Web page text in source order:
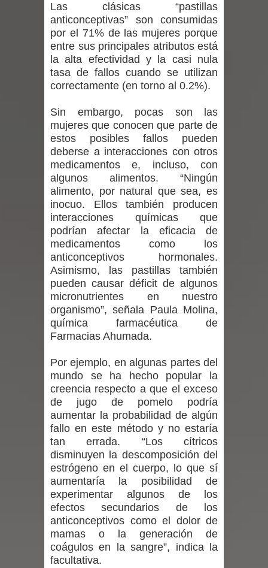
niños y adolescentes durante la
emergencia.
Del anime al K-pop: especialistas U.
de Chile analizan el creciente interés
por las culturas japonesa y coreana
Renuncia del seremi Minvu en el
Maule golpea al Gobierno en medio de
denuncias por viviendas sociales en
Talca
Diputado Jorge Guzmán rechaza
proyecto de interconexión eléctrica
en la alta cordillera del Maule por su
impacto ambiental
incentivos a usuarios de PRODESAL
de la provincia de Linares
Municipalidad de Curicó apuesta a la
innovación en tecnología educativa
con nuevas pantallas interactivas del
Colegio El Boldo
Municipalidad de Curicó inició
proceso de vacunación escolar
Las clásicas “pastillas
anticonceptivas” son consumidas
por el 71% de las mujeres porque
entre sus principales atributos está
la alta efectividad y la casi nula
tasa de fallos cuando se utilizan
correctamente (en torno al 0.2%).
Sin embargo, pocas son las
mujeres que conocen que parte de
estos posibles fallos pueden
deberse a interacciones con otros
medicamentos e, incluso, con
algunos alimentos. “Ningún
alimento, por natural que sea, es
inocuo. Ellos también producen
interacciones químicas que
podrían afectar la eficacia de
medicamentos como los
anticonceptivos hormonales.
Asimismo, las pastillas también
pueden causar déficit de algunos
micronutrientes en nuestro
organismo”, señala Paula Molina,
química farmacéutica de
Farmacias Ahumada.
Por ejemplo, en algunas partes del
mundo se ha hecho popular la
creencia respecto a que el exceso
de jugo de pomelo podría
aumentar la probabilidad de algún
fallo en este método y no estaría
tan errada. “Los cítricos
disminuyen la descomposición del
estrógeno en el cuerpo, lo que sí
aumentaría la posibilidad de
experimentar algunos de los
efectos secundarios de los
anticonceptivos como el dolor de
mamas o la generación de
coágulos en la sangre”, indica la
facultativa.